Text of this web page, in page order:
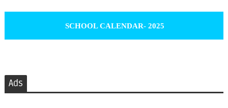
SCHOOL CALENDAR- 2025
Ads